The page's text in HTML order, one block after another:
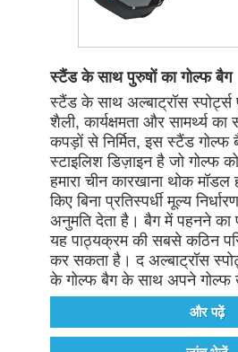
स्टैंड के साथ पुरुषों का गोल्फ बैग
स्टैंड के साथ अल्बाट्रॉस स्पोर्ट्स
शैली, कार्यक्षमता और सामर्थ्य का
कपड़ों से निर्मित, इस स्टैंड
स्टाइलिश डिज़ाइन है जो गोल्फ
हमारा चीन कारखाना थोक
किए बिना प्रतिस्पर्धी मूल्य
अनुमति देता है। बैग में पहनने का
यह पाठ्यक्रम की सबसे कठिन
कर सकता है। द अल्बाट्रॉस
के गोल्फ बैग के साथ अपने गोल्फ
और पढ़ें